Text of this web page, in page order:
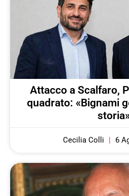
Attacco a Scalfaro,
quadrato: «Bignami
Cecilia Colli 6